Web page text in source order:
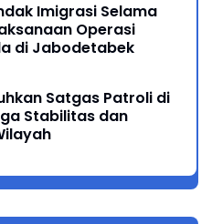
Imigrasi Selama
Operasi
di Jabodetabek
Satgas Patroli di
Stabilitas dan